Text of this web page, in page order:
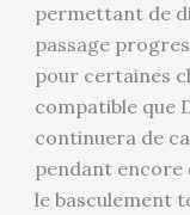
permettant de
passage
pour certaines
compatible que
continuera de
pendant encore
le basculement